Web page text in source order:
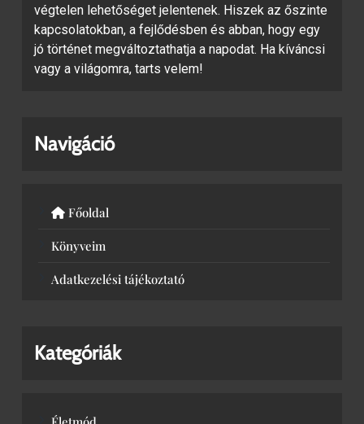
végtelen lehetőséget jelentenek. Hiszek az őszinte
kapcsolatokban, a fejlődésben és abban, hogy egy
jó történet megváltoztathatja a napodat. Ha kíváncsi
vagy a világomra, tarts velem!
Navigáció
Főoldal
Könyveim
Adatkezelési tájékoztató
Kategóriák